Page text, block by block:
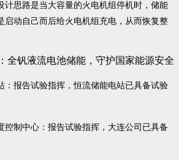
思路是当大容量的火电机组停机时，储能
启动自己而后给火电机组充电，从而恢复整
报告试验指挥，恒流储能电站已具备试验
制中心：报告试验指挥，大连公司已具备